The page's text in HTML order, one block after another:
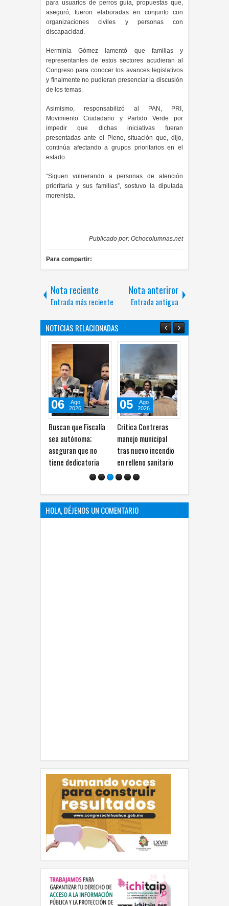
para usuarios de perros guía, propuestas que,
aseguró, fueron elaboradas en conjunto con
organizaciones civiles y personas con
discapacidad.
Herminia Gómez lamentó que familias y
representantes de estos sectores acudieran al
Congreso para conocer los avances legislativos
y finalmente no pudieran presenciar la discusión
de los temas.
Asimismo, responsabilizó al PAN, PRI,
Movimiento Ciudadano y Partido Verde por
impedir que dichas iniciativas fueran
presentadas ante el Pleno, situación que, dijo,
continúa afectando a grupos prioritarios en el
estado.
“Siguen vulnerando a personas de atención
prioritaria y sus familias”, sostuvo la diputada
morenista.
Publicado por: Ochocolumnas.net
Para compartir:
Nota reciente
Entrada más reciente
Nota anteriror
Entrada antigua
NOTICIAS RELACIONADAS
Buscan que Fiscalía
sea autónoma;
aseguran que no
tiene dedicatoria
06
Ago
2026
Critica Contreras
manejo municipal
tras nuevo incendio
en relleno sanitario
05
Ago
2026
HOLA, DÉJENOS UN COMENTARIO